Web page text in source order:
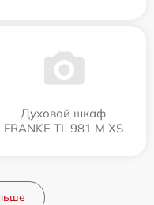
Духовой шкаф
FRANKE TL 981 M XS